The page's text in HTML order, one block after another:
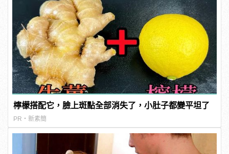
檸檬搭配它，臉上斑點全部消失了，小肚子都變平坦了
PR・新素簡